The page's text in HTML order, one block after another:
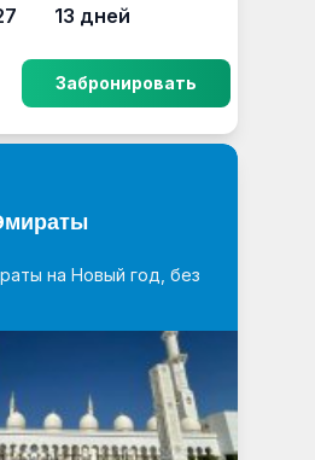
13 дней
Забронировать
на Новый год, без